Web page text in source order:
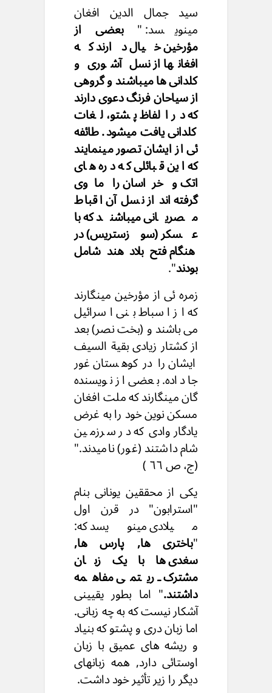
سید جمال الدین افغان
مینویسد: " بعضی از
مؤرخین خیال دارند که
افغانها از نسل آشوری و
کلدانی ها میباشند و گروهی
از سیاحان فرنگ دعوی دارند
که در الفاظ پشتو، لغات
کلدانی یافت میشود. طائفه
ئی از ایشان تصور مینمایند
که این قبائلی که دره های
اتک و خراسان را ماوی
گرفته اند از نسل آن اقباط
مصریانی میباشند که با
عسکر (سوزستریس) در
هنگام فتح بلاد هند شامل
بودند".
زمره ئی از مؤرخین مینگارند
که از اسباط بنی اسرائیل
می باشند و (بخت نصر) بعد
از کشتار زیادی بقیة السیف
ایشان را در کوهستان غور
جا داده. بعضی از نویسنده
گان مینگارند که ملت افغان
مسکن نوین خود را به غرض
یادگار وادی که در سرزمین
شام داشتند (غور) نامیدند."
(ج، ص ٦٦ )
یکی از محققین یونانی بنام
"استرابون" در قرن اول
میلادی مینویسد که:
"باختری ها, پارس ها,
سغدی ها با یک زبان
مشترک ـ ریتمی مفاهمه
داشتند." اما بطور یقیینی
آشکار نیست که به چه زبانی.
اما زبان دری و پشتو که بنیاد
و ریشه های عمیق با زبان
اوستائی دارد, همه زبانهای
دیگر را زیر تأثیر خود داشت.